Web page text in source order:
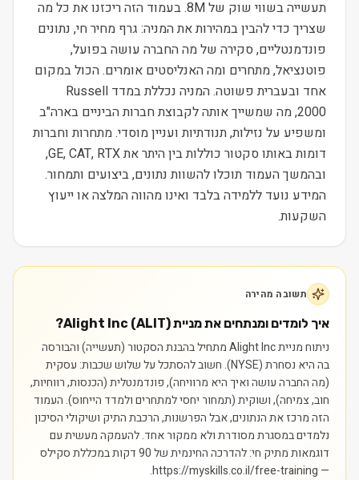
תעשייה בשווי שוק של 8M. בעמוד הזה ריכזנו את כל מה
שצריך כדי להבין במהירות את המניה: גרף מחיר חי, נתונים
פונדמנטליים, סקירה של מה החברה עושה בפועל,
פוטנציאל, מתחרים ומה האנליסטים אומרים. הכול במקום
אחד ובעברית פשוטה. המניה נכללת במדד Russell
2000, מה שמשייך אותה לקבוצת חברות הביניים בארה"ב
ומשפיע על נזילות, תנודתיות ועניין מוסדי. מתחרות וחברות
דומות באותו סקטור כוללות בין היתר את GE, CAT, RTX,
ובהמשך העמוד תוכלו להשוות נתונים, ביצועים ותמחור.
המידע נועד ללמידה בלבד ואינו מהווה המלצה או ייעוץ
השקעות.
תשובה מהירה
איך לומדים ומנתחים את מניית Alight Inc (ALIT)?
ניתוח מניית Alight Inc מתחיל בהבנת הסקטור (תעשייה) והבורסה
בה היא נסחרת (NYSE). חשוב להסתכל על שלוש שכבות: עסקית
(מה החברה עושה ואיך היא מרוויחה), פונדמנטלית (הכנסות, רווחיות,
חוב, צמיחה), ושוקית (תמחור יחסי למתחרים ולמדד הייחוס). העמוד
הזה מרכז את הנתונים, אבל הפרשנות, הרכבת התיק ושיקולי הסיכון
נלמדים במסגרת מסודרת ולא ממקור אחד.להעמקה מעשית עם
דוגמאות מתיק חי: להדרכה החינמית של 90 דקות במכללת סקילס
— https://myskills.co.il/free-training.